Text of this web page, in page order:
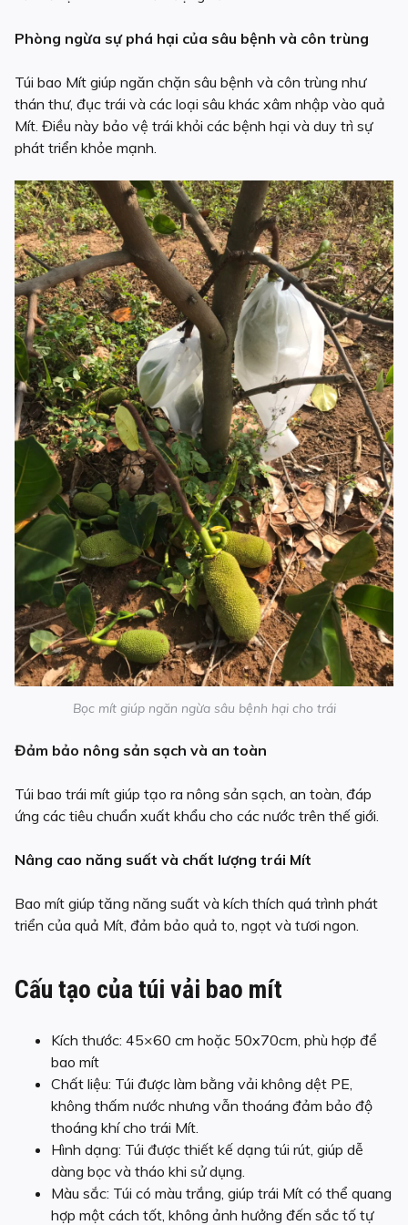
Phòng ngừa sự phá hại của sâu bệnh và côn trùng
Túi bao Mít giúp ngăn chặn sâu bệnh và côn trùng như
thán thư, đục trái và các loại sâu khác xâm nhập vào quả
Mít. Điều này bảo vệ trái khỏi các bệnh hại và duy trì sự
phát triển khỏe mạnh.
Bọc mít giúp ngăn ngừa sâu bệnh hại cho trái
Đảm bảo nông sản sạch và an toàn
Túi bao trái mít giúp tạo ra nông sản sạch, an toàn, đáp
ứng các tiêu chuẩn xuất khẩu cho các nước trên thế giới.
Nâng cao năng suất và chất lượng trái Mít
Bao mít giúp tăng năng suất và kích thích quá trình phát
triển của quả Mít, đảm bảo quả to, ngọt và tươi ngon.
Cấu tạo của túi vải bao mít
Kích thước: 45×60 cm hoặc 50x70cm, phù hợp để
bao mít
Chất liệu: Túi được làm bằng vải không dệt PE,
không thấm nước nhưng vẫn thoáng đảm bảo độ
thoáng khí cho trái Mít.
Hình dạng: Túi được thiết kế dạng túi rút, giúp dễ
dàng bọc và tháo khi sử dụng.
Màu sắc: Túi có màu trắng, giúp trái Mít có thể quang
hợp một cách tốt, không ảnh hưởng đến sắc tố tự